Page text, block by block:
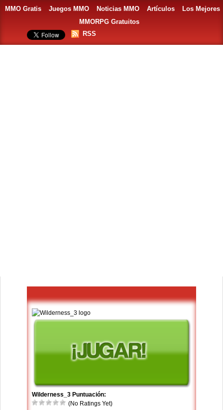
MMO Gratis Juegos MMO Noticias MMO Artículos
Los Mejores
MMORPG Gratuitos
RSS
Wilderness_3 Puntuación:
(No Ratings Yet)